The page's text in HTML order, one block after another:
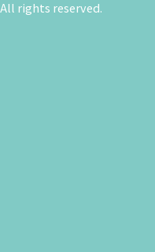
rights reserved.